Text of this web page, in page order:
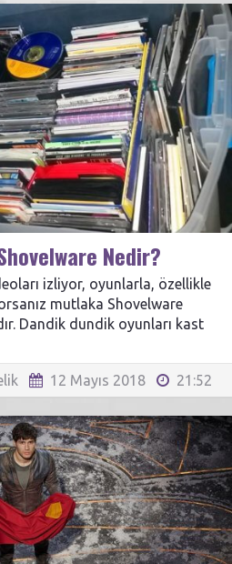
Nedir?
izliyor, oyunlarla, özellikle
mutlaka Shovelware
Dandik dundik oyunları kast
12 Mayıs 2018 21:52